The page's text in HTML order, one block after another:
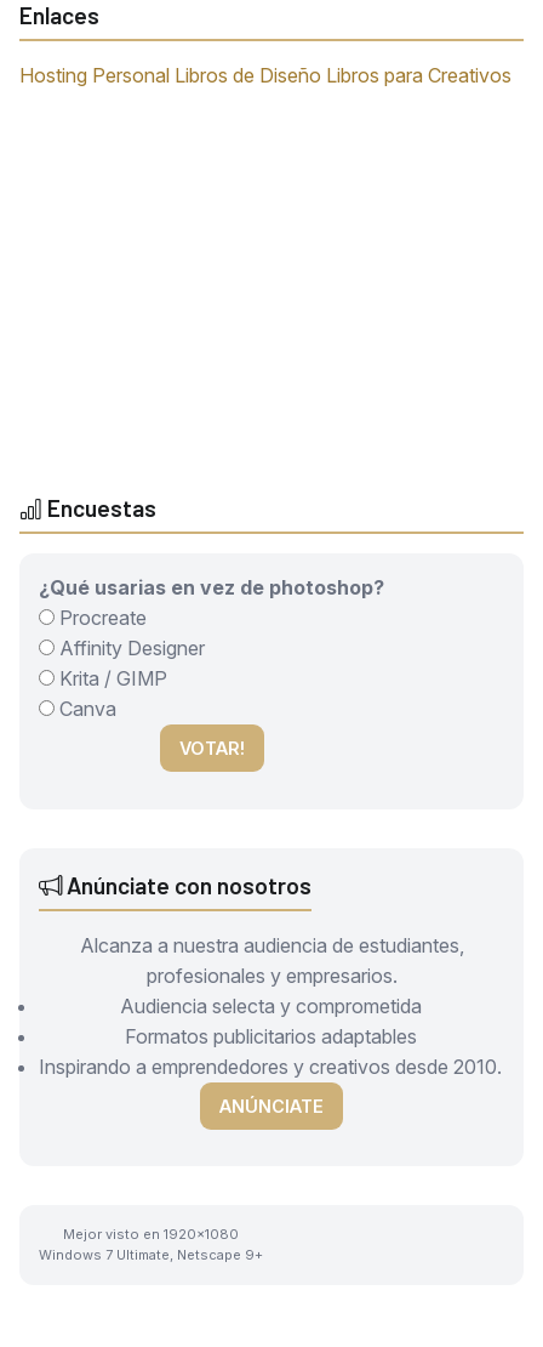
Enlaces
Hosting Personal Libros de Diseño Libros para Creativos
Encuestas
¿Qué usarias en vez de photoshop?
Procreate
Affinity Designer
Krita / GIMP
Canva
VOTAR!
Anúnciate con nosotros
Alcanza a nuestra audiencia de estudiantes,
profesionales y empresarios.
Audiencia selecta y comprometida
Formatos publicitarios adaptables
Inspirando a emprendedores y creativos desde 2010.
ANÚNCIATE
Mejor visto en 1920x1080
Windows 7 Ultimate, Netscape 9+